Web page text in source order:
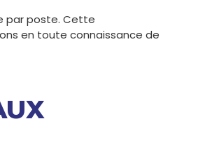
par poste. Cette
en toute connaissance de